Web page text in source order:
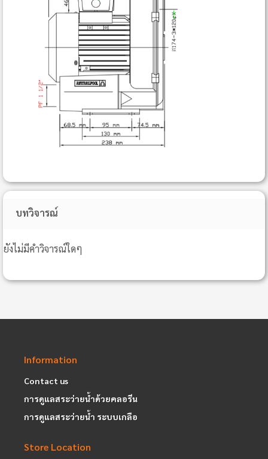
บทวิจารณ์
ยังไม่มีคำวิจารณ์ใดๆ
Information
Contact us
การดูแลสระว่ายน้ำด้วยคลอรีน
การดูแลสระว่ายน้ำ ระบบเกลือ
Store Location